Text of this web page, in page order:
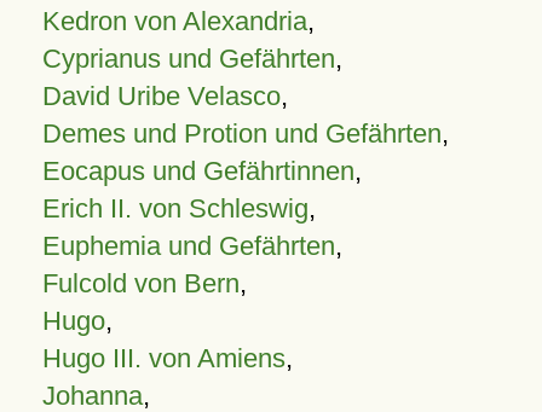
Kedron von Alexandria,
Cyprianus und Gefährten,
David Uribe Velasco,
Demes und Protion und Gefährten,
Eocapus und Gefährtinnen,
Erich II. von Schleswig,
Euphemia und Gefährten,
Fulcold von Bern,
Hugo,
Hugo III. von Amiens,
Johanna,